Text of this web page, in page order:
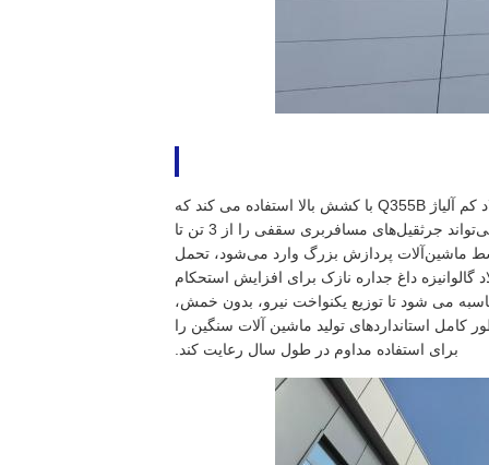
قاب اصلی باربر شامل ستون های فولادی، تیرهای اصلی H و تیرهای جرثقیل از فولاد کم آلیاژ Q355B با کشش بالا استفاده می کند که
دارای استحکام تسلیم بسیار بالاتری نسبت به فولاد کربنی Q235B است. این ماده می‌تواند جرثقیل‌های مسافربری سقفی را از 3 تن تا
ماشین‌آلات پردازش بزرگ وارد می‌شود، تحمل
گالوانیزه داغ جداره نازک برای افزایش استحکام
می شود تا توزیع یکنواخت نیرو، بدون خمش،
استانداردهای تولید ماشین آلات سنگین را
برای استفاده مداوم در طول سال رعایت کند.